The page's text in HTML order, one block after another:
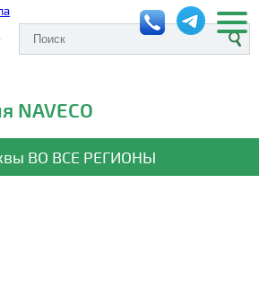
NAVECO
ВО ВСЕ РЕГИОНЫ